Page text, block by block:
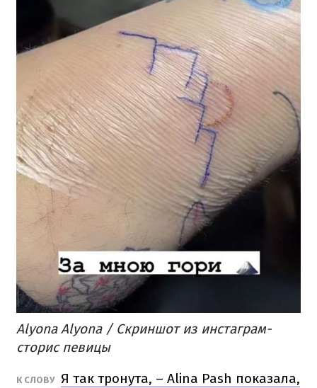
Alyona Alyona / Скриншот из инстаграм-
сторис певицы
К СЛОВУ Я так тронута, – Alina Pash показала,